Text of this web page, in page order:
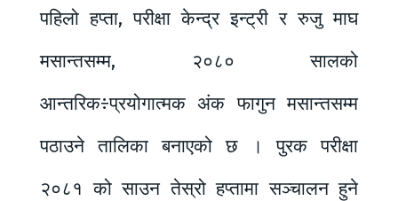
पहिलो हप्ता, परीक्षा केन्द्र इन्ट्री र रुजु माघ
मसान्तसम्म, २०८० सालको
आन्तरिक÷प्रयोगात्मक अंक फागुन मसान्तसम्म
पठाउने तालिका बनाएको छ । पुरक परीक्षा
२०८१ को साउन तेस्रो हप्तामा सञ्चालन हुने